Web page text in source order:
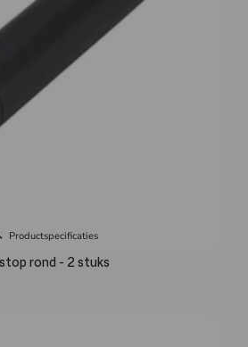
Productspecificaties
rond - 2 stuks